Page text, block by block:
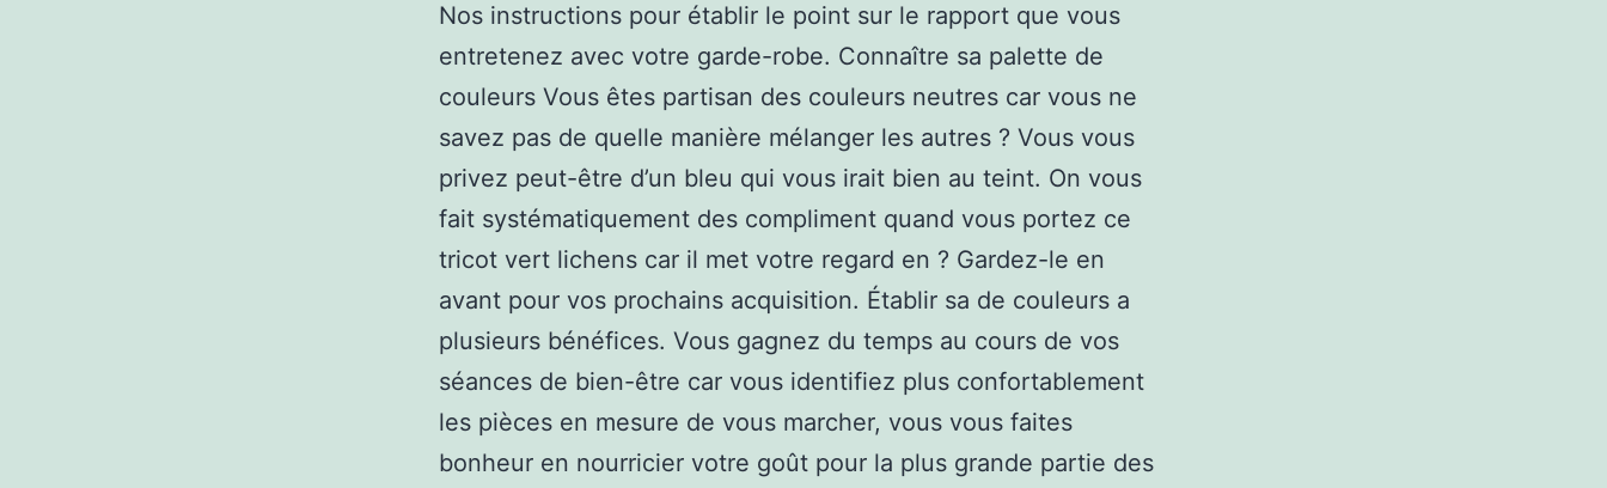
Nos instructions pour établir le point sur le rapport que vous
entretenez avec votre garde-robe. Connaître sa palette de
couleurs Vous êtes partisan des couleurs neutres car vous ne
savez pas de quelle manière mélanger les autres ? Vous vous
privez peut-être d’un bleu qui vous irait bien au teint. On vous
fait systématiquement des compliment quand vous portez ce
tricot vert lichens car il met votre regard en ? Gardez-le en
avant pour vos prochains acquisition. Établir sa de couleurs a
plusieurs bénéfices. Vous gagnez du temps au cours de vos
séances de bien-être car vous identifiez plus confortablement
les pièces en mesure de vous marcher, vous vous faites
bonheur en nourricier votre goût pour la plus grande partie des